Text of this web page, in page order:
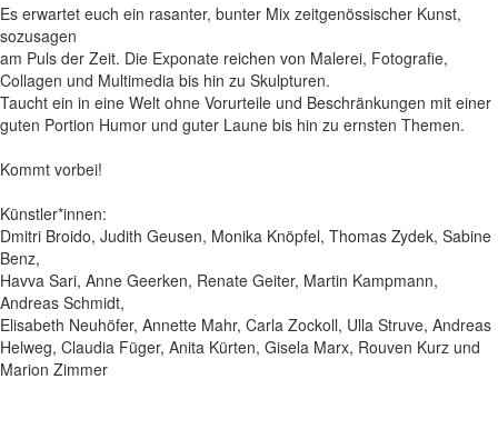
Es erwartet euch ein rasanter, bunter Mix zeitgenössischer Kunst,
sozusagen
am Puls der Zeit. Die Exponate reichen von Malerei, Fotografie,
Collagen und Multimedia bis hin zu Skulpturen.
Taucht ein in eine Welt ohne Vorurteile und Beschränkungen mit einer
guten Portion Humor und guter Laune bis hin zu ernsten Themen.
Kommt vorbei!
Künstler*innen:
Dmitri Broido, Judith Geusen, Monika Knöpfel, Thomas Zydek, Sabine
Benz,
Havva Sari, Anne Geerken, Renate Geiter, Martin Kampmann,
Andreas Schmidt,
Elisabeth Neuhöfer, Annette Mahr, Carla Zockoll, Ulla Struve, Andreas
Helweg, Claudia Füger, Anita Kürten, Gisela Marx, Rouven Kurz und
Marion Zimmer